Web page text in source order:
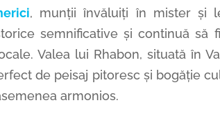
, munții învăluiți în mister și
semnificative și continuă să
Valea lui Rhabon, situată în
de peisaj pitoresc și bogăție
armonios.